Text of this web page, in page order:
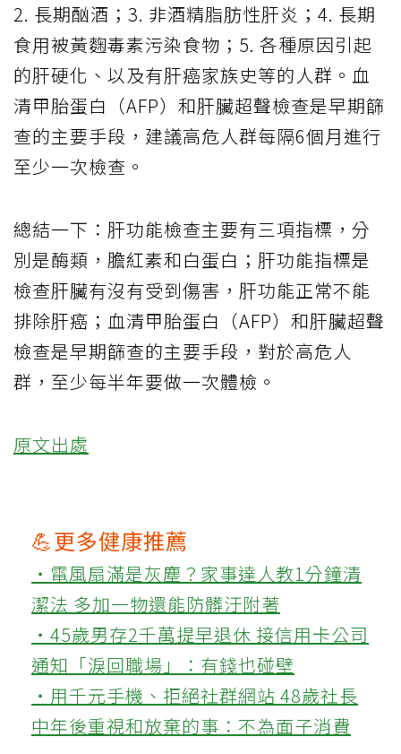
2. 長期酗酒；3. 非酒精脂肪性肝炎；4. 長期
食用被黃麴毒素污染食物；5. 各種原因引起
的肝硬化、以及有肝癌家族史等的人群。血
清甲胎蛋白（AFP）和肝臟超聲檢查是早期篩
查的主要手段，建議高危人群每隔6個月進行
至少一次檢查。
總結一下：肝功能檢查主要有三項指標，分
別是酶類，膽紅素和白蛋白；肝功能指標是
檢查肝臟有沒有受到傷害，肝功能正常不能
排除肝癌；血清甲胎蛋白（AFP）和肝臟超聲
檢查是早期篩查的主要手段，對於高危人
群，至少每半年要做一次體檢。
原文出處
💪更多健康推薦
‧電風扇滿是灰塵？家事達人教1分鐘清
潔法 多加一物還能防髒汙附著
‧45歲男存2千萬提早退休 接信用卡公司
通知「淚回職場」：有錢也碰壁
‧用千元手機、拒絕社群網站 48歲社長
中年後重視和放棄的事：不為面子消費